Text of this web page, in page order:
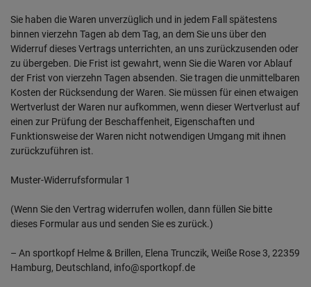
Sie haben die Waren unverzüglich und in jedem Fall spätestens
binnen vierzehn Tagen ab dem Tag, an dem Sie uns über den
Widerruf dieses Vertrags unterrichten, an uns zurückzusenden oder
zu übergeben. Die Frist ist gewahrt, wenn Sie die Waren vor Ablauf
der Frist von vierzehn Tagen absenden. Sie tragen die unmittelbaren
Kosten der Rücksendung der Waren. Sie müssen für einen etwaigen
Wertverlust der Waren nur aufkommen, wenn dieser Wertverlust auf
einen zur Prüfung der Beschaffenheit, Eigenschaften und
Funktionsweise der Waren nicht notwendigen Umgang mit ihnen
zurückzuführen ist.
Muster-Widerrufsformular 1
(Wenn Sie den Vertrag widerrufen wollen, dann füllen Sie bitte
dieses Formular aus und senden Sie es zurück.)
– An sportkopf Helme & Brillen, Elena Trunczik, Weiße Rose 3, 22359
Hamburg, Deutschland, info@sportkopf.de